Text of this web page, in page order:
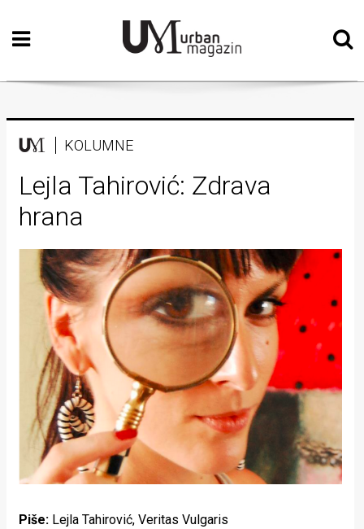
Početna
Vizualne
Teatar
Književnost
Muzika
Intervju
Kolumne
Kultura
Lifestyle
Beauty
Fashion
Zdravlje
Za
KOLUMNE
Lejla Tahirović: Zdrava
hrana
Piše: Lejla Tahirović, Veritas Vulgaris